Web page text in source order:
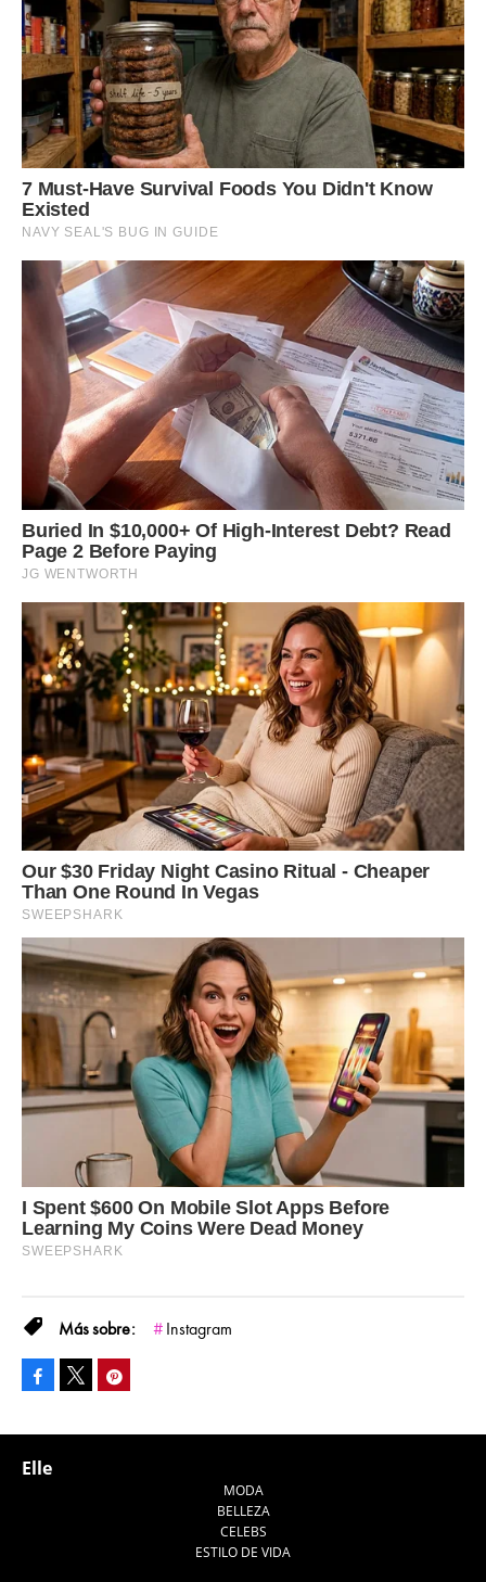
Instagram
Facebook
Elle
MODA
BELLEZA
CELEBS
ESTILO DE VIDA